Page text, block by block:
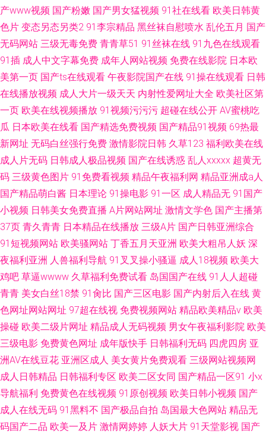
产www视频 国产粉嫩 国产男女猛视频 91社在线看 欧美日韩黄
色片 变态另态另类2 91李宗精品 黑丝袜自慰喷水 乱伦五月 国产
无码网站 三级无毒免费 青青草51 91丝袜在线 91九色在线观看
91插 成人中文字幕免费 成年人网站视频 免费在线影院 日本欧
美第一页 国产ts在线观看 午夜影院国产在线 91操在线观看 日韩
在线播放视频 成人大片一级天天 内射性爱网址大全 欧美社区第
一页 欧美在线视频播放 91视频污污污 超碰在线公开 AV蜜桃吃
瓜 日本欧美在线看 国产精选免费视频 国产精品91视频 69热最
新网址 无码白丝强行免费 激情影院日韩 久草123 福利欧美在线
成人片无码 日韩成人极品视频 国产在线诱惑 乱人xxxxx 超黄无
码 三级黄色图片 91免费看视频 精品午夜福利网 精品亚洲成a人
国产精品萌白酱 日本理论 91操电影 91一区 成人精品无 91国产
小视频 日韩美女免费直播 A片网站网址 激情文学色 国产主播第
37页 青久青青 日本精品在线播放 三级A片 国产日韩亚洲综合
91短视频网站 欧美骚网站 丁香五月天亚洲 欧美大粗吊人妖 深
夜福利亚洲 人兽福利导航 91叉叉操小骚逼 成人18视频 欧美大
鸡吧 草逼wwww 久草福利免费试看 岛国国产在线 91人人超碰
青青 美女白丝18禁 91肏比 国产三区电影 国产内射后入在线 黄
色网址网站网址 97超在线视 免费视频网站 精品欧美精品v 欧美
操碰 欧美二级片网址 精品成人无码视频 男女午夜福利影院 欧美
三级电影 免费黄色网址 成年版快手 日韩福利无码 四虎四房 亚
洲AV在线豆花 亚洲区成人 美女黄片免费观看 三级网站视频网
成人日韩精品 日韩福利专区 欧美二区女同 国产精品一区91 小x
导航福利 免费黄色在线视频 91原创视频 欧美日韩小视频 国产
成人在线无码 91黑料不 国产极品自拍 岛国最大色网站 精品无
码国产二品 欧美一及片 激情网婷婷 人妖大片 91天堂影视 国产